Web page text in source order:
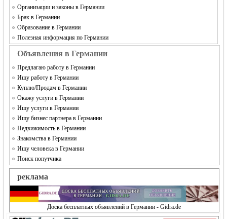
Организации и законы в Германии
Брак в Германии
Образование в Германии
Полезная информация по Германии
Объявления в Германии
Предлагаю работу в Германии
Ищу работу в Германии
Куплю/Продам в Германии
Окажу услуги в Германии
Ищу услуги в Германии
Ищу бизнес партнера в Германии
Недвижимость в Германии
Знакомства в Германии
Ищу человека в Германии
Поиск попутчика
реклама
Доска бесплатных объявлений в Германии - Gidra.de